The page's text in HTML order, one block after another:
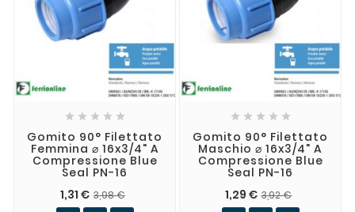
    
Gomito 90° Filettato
Femmina ⌀ 16x3/4" A
Compressione Blue
Seal PN-16
1,31 € 3,98 €
    
Gomito 90° Filettato
Maschio ⌀ 16x3/4" A
Compressione Blue
Seal PN-16
1,29 € 3,92 €